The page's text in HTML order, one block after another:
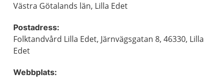
Västra Götalands län, Lilla Edet
Postadress:
Folktandvård Lilla Edet, Järnvägsgatan 8, 46330, Lilla
Edet
Webbplats: